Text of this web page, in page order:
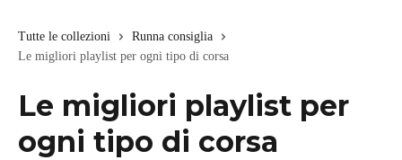
Tutte le collezioni
Runna consiglia
Le migliori playlist per ogni tipo di corsa
Le migliori playlist per
ogni tipo di corsa